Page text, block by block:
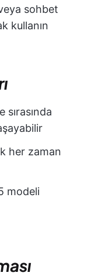
sohbet
kullanın
her zaman
modeli